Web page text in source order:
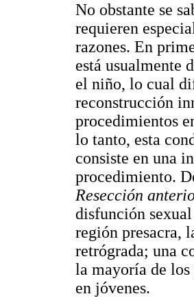
No obstante se
requieren
razones. En
está usualmente
el niño, lo cual
reconstrucción
procedimientos
lo tanto, esta
consiste en una
procedimiento.
Resección
disfunción
región presacra,
retrógrada; una
la mayoría de los
en jóvenes.